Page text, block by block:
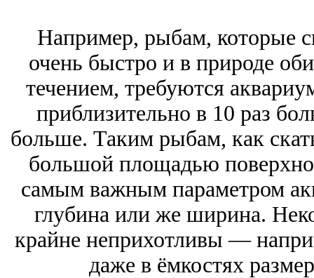
Например, рыбам, которые
очень быстро и в природе
течением, требуются
приблизительно в 10 раз
больше. Таким рыбам, как
большой площадью
самым важным параметром
глубина или же ширина.
крайне неприхотливы —
даже в ёмкостях